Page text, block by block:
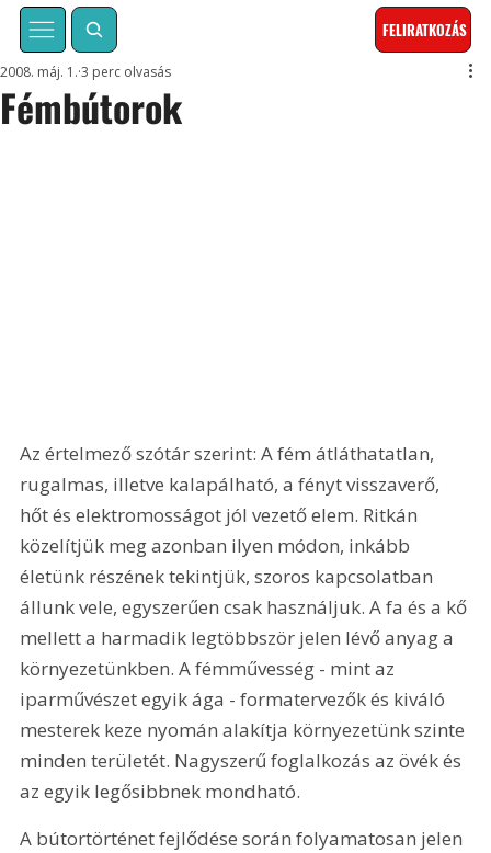
FELIRATKOZÁS
Fémbútorok
2008. máj. 1. 3 perc olvasás
Az értelmező szótár szerint: A fém átláthatatlan,
rugalmas, illetve kalapálható, a fényt visszaverő,
hőt és elektromosságot jól vezető elem. Ritkán
közelítjük meg azonban ilyen módon, inkább
életünk részének tekintjük, szoros kapcsolatban
állunk vele, egyszerűen csak használjuk. A fa és a kő
mellett a harmadik legtöbbször jelen lévő anyag a
környezetünkben. A fémművesség - mint az
iparművészet egyik ága - formatervezők és kiváló
mesterek keze nyomán alakítja környezetünk szinte
minden területét. Nagyszerű foglalkozás az övék és
az egyik legősibbnek mondható.
A bútortörténet fejlődése során folyamatosan jelen